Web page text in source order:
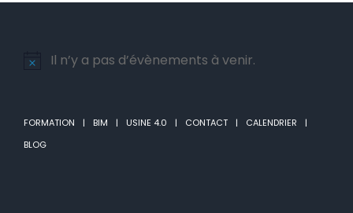
Notice
Il n’y a pas d’évènements à venir.
FORMATION BIM USINE 4.0 CONTACT
CALENDRIER
BLOG